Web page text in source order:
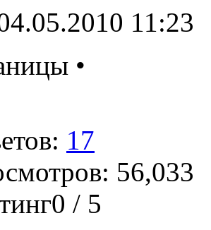
11:23
•
17
56,033
/ 5